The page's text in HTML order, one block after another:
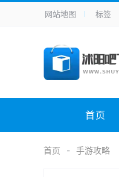
手机应用
手机游戏
电脑软件
网站地图 标签
首页
首页 手游攻略